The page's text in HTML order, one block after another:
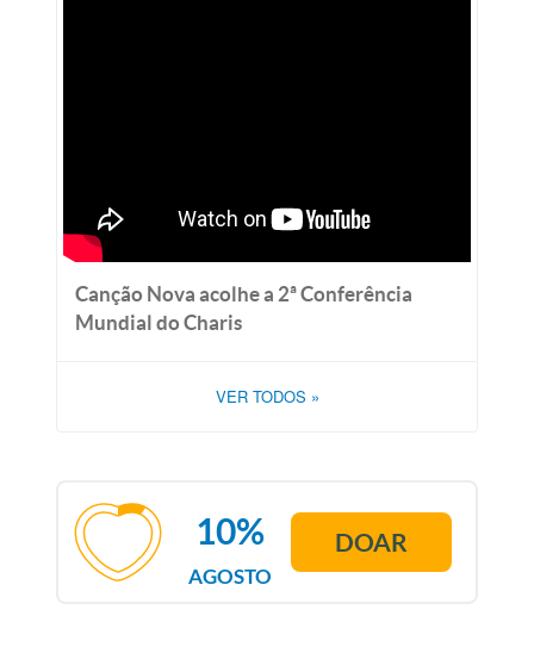
Canção Nova acolhe a 2ª Conferência
Mundial do Charis
VER TODOS »
AGOSTO
10% DOAR